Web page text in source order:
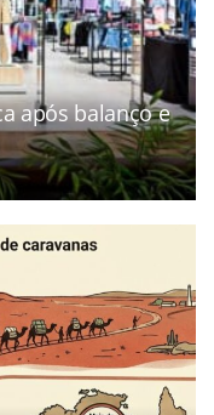
após balanço e